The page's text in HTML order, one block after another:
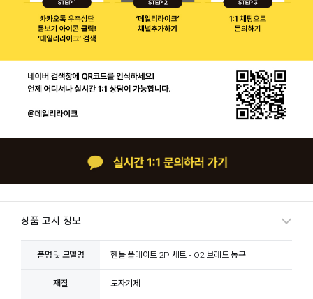
상품 고시 정보
품명 및 모델명 핸들 플레이트 2P 세트 - 02 브레드 동구
재질 도자기제